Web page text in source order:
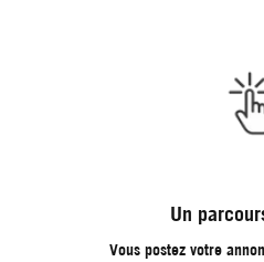
Un
Vous postez votre